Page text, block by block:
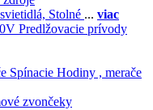
Stolné ... viac
Predlžovacie prívody
Spínacie Hodiny , merače
zvončeky